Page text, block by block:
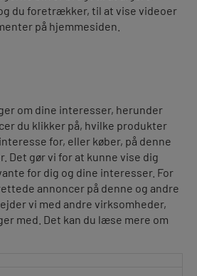
du foretrækker, til at vise videoer
på hjemmesiden.
om dine interesser, herunder
du klikker på, hvilke produkter
for, eller køber, på denne
Det gør vi for at kunne vise dig
for dig og dine interesser. For
annoncer på denne og andre
vi med andre virksomheder,
med. Det kan du læse mere om